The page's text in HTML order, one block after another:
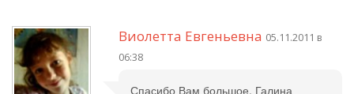
Виолетта Евгеньевна 05.11.2011 в
06:38
Спасибо Вам большое, Галина